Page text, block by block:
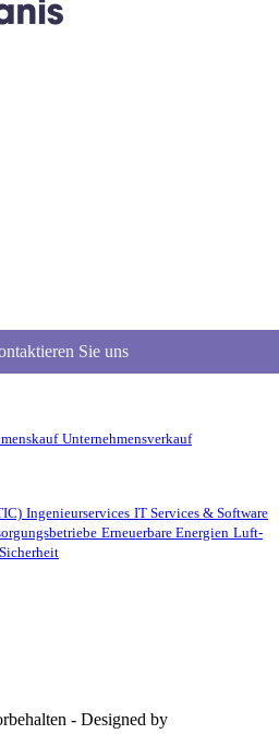
Sie uns
Unternehmensverkauf
Ingenieurservices IT Services & Software
Erneuerbare Energien Luft-
- Designed by